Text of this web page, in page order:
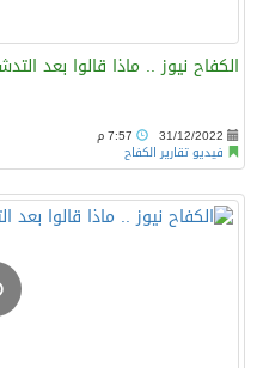
الكفاح نيوز .. ماذا قالوا بعد
31/12/2022
فيديو تقارير الكفاح